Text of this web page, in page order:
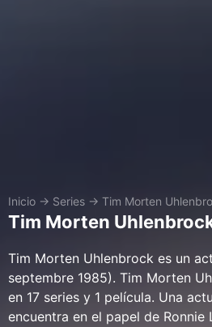
Inicio → Series → Tim Morten
Tim Morten
Tim Morten Uhlenbrock es un
septembre 1985). Tim Morten
en 17 series y 1 película. Una
encuentra en el papel de Ronnie